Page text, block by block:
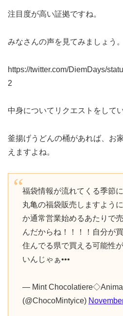
注目度が高い証拠ですね。
みなさんの声を見てみましょう。
https://twitter.com/DiemDays/
2
中身についてリクエストをして
釜揚げうどんの桶があれば、お
えますよね。
福袋情報が流れてくる季節
丸亀の福袋販売しますよう
か通常営業始めるあたりで
んだからね！！！！自分が
住んでる県で買える可能性
いんじゃぁ•••
— Mint
(@ChocoMintyice)